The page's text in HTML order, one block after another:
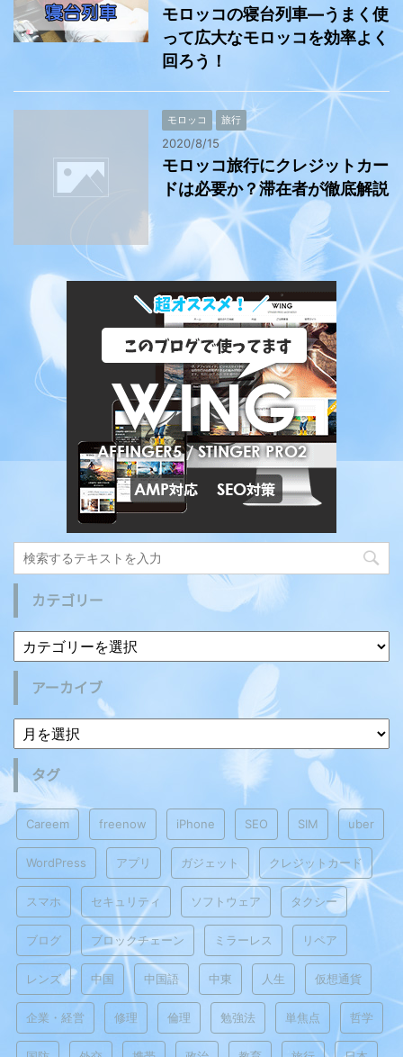
モロッコの寝台列車―うまく使
って広大なモロッコを効率よく
回ろう！
モロッコ 旅行
2020/8/15
モロッコ旅行にクレジットカー
ドは必要か？滞在者が徹底解説
カテゴリー
アーカイブ
タグ
Careem freenow iPhone SEO SIM uber
WordPress アプリ ガジェット クレジットカード
スマホ セキュリティ ソフトウェア タクシー
ブログ ブロックチェーン ミラーレス リペア
レンズ 中国 中国語 中東 人生 仮想通貨
企業・経営 修理 倫理 勉強法 単焦点 哲学